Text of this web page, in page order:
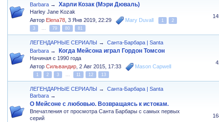
Barbara → Харли Козак (Мэри Дюваль)
Harley Jane Kozak
Автор Elena78 ,3 Янв 2019, 22:29 Mary Duvall 1
2
3
... 79 80 81
ЛЕГЕНДАРНЫЕ СЕРИАЛЫ →
Санта-Барбара | Santa
Barbara → Когда Мейсона играл Гордон Томсон
Начиная с 1990 года
АвторСильвандир ,2 Авг 2015, 17:33 Mason Capwell
1 2 3 ... 11 12 13
ЛЕГЕНДАРНЫЕ СЕРИАЛЫ →
Санта-Барбара | Santa
Barbara →
О Мейсоне с любовью. Возвращаясь к истокам.
Впечатления от просмотра Санта Барбары с самых первых
серий